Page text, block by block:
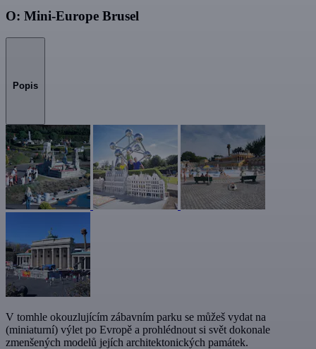
O: Mini-Europe Brusel
Popis
V tomhle okouzlujícím zábavním parku se můžeš vydat na
(miniaturní) výlet po Evropě a prohlédnout si svět dokonale
zmenšených modelů jejích architektonických památek.